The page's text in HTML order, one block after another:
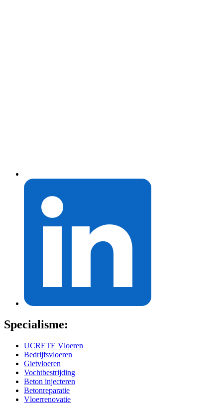
Specialisme:
UCRETE Vloeren
Bedrijfsvloeren
Gietvloeren
Vochtbestrijding
Beton injecteren
Betonreparatie
Vloerrenovatie